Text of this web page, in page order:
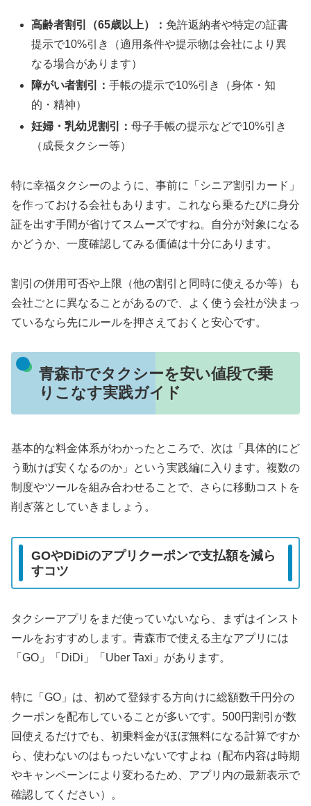
高齢者割引（65歳以上）： 免許返納者や特定の証書
提示で10%引き（適用条件や提示物は会社により異
なる場合があります）
障がい者割引：手帳の提示で10%引き（身体・知
的・精神）
妊婦・乳幼児割引：母子手帳の提示などで10%引き
（成長タクシー等）
特に幸福タクシーのように、事前に「シニア割引カード」
を作っておける会社もあります。これなら乗るたびに身分
証を出す手間が省けてスムーズですね。自分が対象になる
かどうか、一度確認してみる価値は十分にあります。
割引の併用可否や上限（他の割引と同時に使えるか等）も
会社ごとに異なることがあるので、よく使う会社が決まっ
ているなら先にルールを押さえておくと安心です。
青森市でタクシーを安い値段で乗
りこなす実践ガイド
基本的な料金体系がわかったところで、次は「具体的にど
う動けば安くなるのか」という実践編に入ります。複数の
制度やツールを組み合わせることで、さらに移動コストを
削ぎ落としていきましょう。
GOやDiDiのアプリクーポンで支払額を減ら
すコツ
タクシーアプリをまだ使っていないなら、まずはインスト
ールをおすすめします。青森市で使える主なアプリには
「GO」「DiDi」「Uber Taxi」があります。
特に「GO」は、初めて登録する方向けに総額数千円分の
クーポンを配布していることが多いです。500円割引が数
回使えるだけでも、初乗料金がほぼ無料になる計算ですか
ら、使わないのはもったいないですよね（配布内容は時期
やキャンペーンにより変わるため、アプリ内の最新表示で
確認してください）。